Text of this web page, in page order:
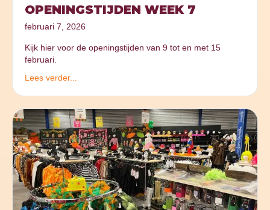
OPENINGSTIJDEN WEEK 7
februari 7, 2026
Kijk hier voor de openingstijden van 9 tot en met 15
februari.
Lees verder...